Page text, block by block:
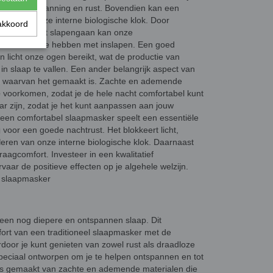
op ontspanning en rust. Bovendien kan een
van onze interne biologische klok. Door
voor het slapengaan kan onze
we moeite hebben met inslapen. Een goed
licht onze ogen bereikt, wat de productie van
slaap te vallen. Een ander belangrijk aspect van
het gemaakt is. Zachte en ademende
zodat je de hele nacht comfortabel kunt
zijn, zodat je het kunt aanpassen aan jouw
comfortabel slaapmasker speelt een essentiële
een goede nachtrust. Het blokkeert licht,
van onze interne biologische klok. Daarnaast
Investeer in een kwalitatief
de positieve effecten op je algehele welzijn.
nog diepere en ontspannen slaap. Dit
van een traditioneel slaapmasker met de
je kunt genieten van zowel rust als draadloze
ontworpen om je te helpen ontspannen en tot
gemaakt van zachte en ademende materialen die